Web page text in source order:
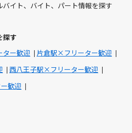
イト、バイト、パート情報を探す
探す
ー歓迎
片倉駅×フリーター歓迎
西八王子駅×フリーター歓迎
歓迎